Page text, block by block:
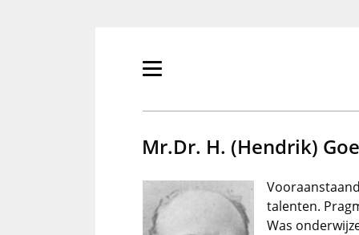
Primair
tonen/verbergen
Mr.Dr. H. (Hendrik)
talenten.
Was